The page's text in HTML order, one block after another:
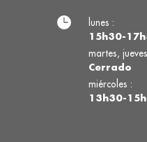
lunes :
15h30-
martes,
Cerrado
miércoles :
13h30-